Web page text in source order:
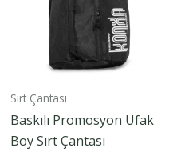
Sırt Çantası
Baskılı Promosyon Ufak
Boy Sırt Çantası